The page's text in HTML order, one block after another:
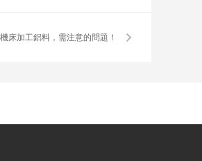
床加工鋁料，需注意的問題！